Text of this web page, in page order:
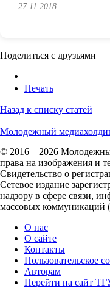
27.11.2018
Поделиться с друзьями
Печать
Назад к списку статей
Молодежный
© 2016 – 2026
права на изображения и
Свидетельство о
Сетевое издание
надзору в сфере связи,
массовых коммуникаций
О нас
О сайте
Контакты
Пользовательское
Авторам
Перейти на сайт